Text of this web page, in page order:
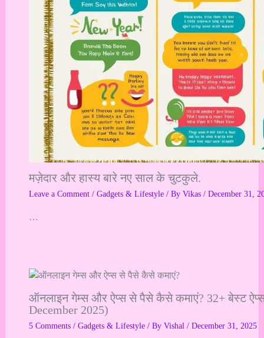
मज़ेदार और हास्य बारे नए साल के चुटकुले.
Leave a Comment / Gadgets & Lifestyle/ By Vikas / December 31,
…
ऑनलाइन गेम्स और ऐप्स से पैसे कैसे कमाएं? 32+ बेस्ट
December 2025)
5 Comments / Gadgets & Lifestyle/ By Vishal / December 31, 2025